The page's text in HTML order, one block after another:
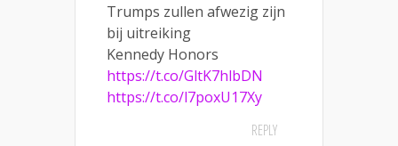
Trumps zullen afwezig zijn
bij uitreiking
Kennedy Honors
https://t.co/GltK7hlbDN
https://t.co/l7poxU17Xy
REPLY